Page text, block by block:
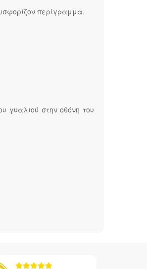
περίγραμμα.
γυαλιού στην οθόνη του